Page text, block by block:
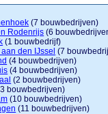
(7 bouwbedrijven)
Rodenrijs (6
(1 bouwbedrijf)
den IJssel (7
(4 bouwbedrijven)
(4 bouwbedrijven)
(2 bouwbedrijven)
bouwbedrijven)
(10 bouwbedrijven)
(11 bouwbedrijven)